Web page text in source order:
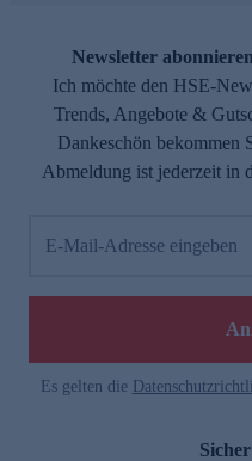
Newsletter
Ich möchte den HSE-
Trends, Angebote &
Dankeschön bekommen
Abmeldung ist jederzeit in
E-Mail-Adresse eingeben
Es gelten die